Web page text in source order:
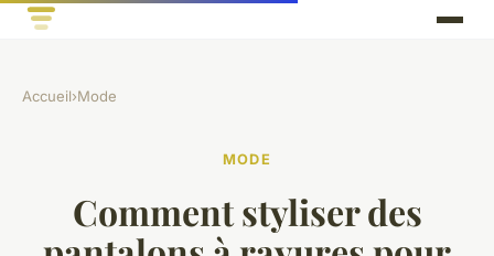
Accueil›Mode
MODE
Comment styliser des